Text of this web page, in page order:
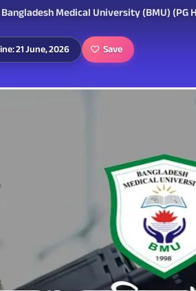
Medical University (BMU) (PG
21 June, 2026 Save